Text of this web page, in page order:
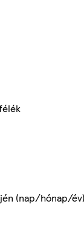
(nap/hónap/